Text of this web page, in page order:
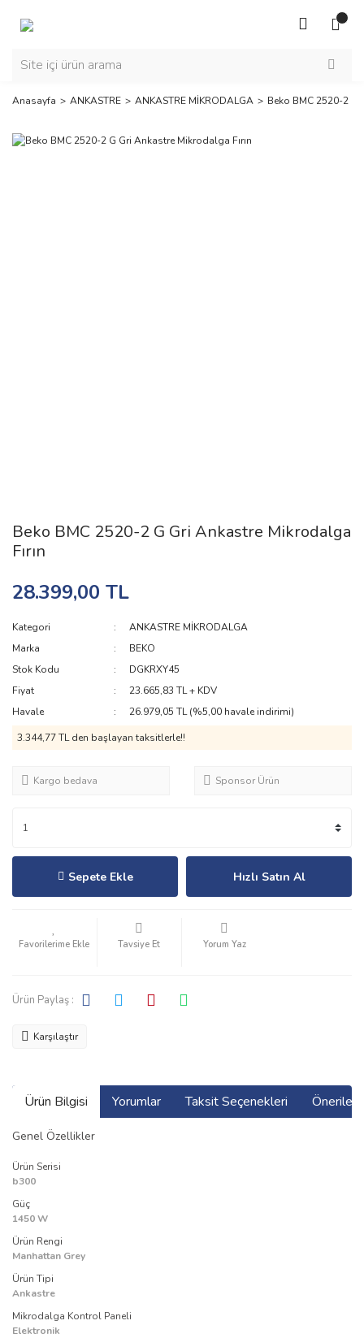
Anasayfa ANKASTRE ANKASTRE MİKRODALGA Beko BMC 2520-2 G
Beko BMC 2520-2 G Gri Ankastre Mikrodalga
Fırın
28.399,00 TL
Kategori
ANKASTRE MİKRODALGA
Marka
BEKO
Stok Kodu
DGKRXY45
Fiyat
23.665,83 TL + KDV
Havale
26.979,05 TL (%5,00 havale indirimi)
3.344,77 TL den başlayan taksitlerle!!
Kargo bedava Sponsor Ürün
Sepete Ekle Hızlı Satın Al
Tavsiye Et Yorum Yaz
Ürün Paylaş :
Karşılaştır
Ürün Bilgisi Yorumlar Taksit Seçenekleri
Genel Özellikler
Ürün Serisi
b300
Güç
1450 W
Ürün Rengi
Manhattan Grey
Ürün Tipi
Ankastre
Mikrodalga Kontrol Paneli
Elektronik